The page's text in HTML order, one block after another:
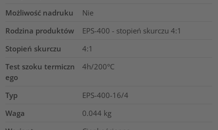
Możliwość nadruku
Nie
Rodzina produktów
EPS-400 - stopień skurczu 4:1
Stopień skurczu
4:1
Test szoku termiczn
ego
4h/200°C
Typ
EPS-400-16/4
Waga
0.044 kg